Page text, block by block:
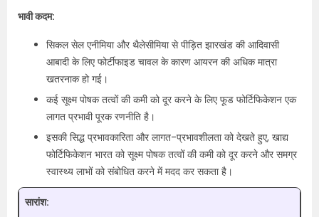
भावी कदम:
सिकल सेल एनीमिया और थैलेसीमिया से पीड़ित झारखंड की आदिवासी
आबादी के लिए फोर्टीफाइड चावल के कारण आयरन की अधिक मात्रा
खतरनाक हो गई।
कई सूक्ष्म पोषक तत्वों की कमी को दूर करने के लिए फूड फोर्टिफिकेशन एक
लागत प्रभावी पूरक रणनीति है।
इसकी सिद्ध प्रभावकारिता और लागत-प्रभावशीलता को देखते हुए, खाद्य
फोर्टिफिकेशन भारत को सूक्ष्म पोषक तत्वों की कमी को दूर करने और समग्र
स्वास्थ्य लाभों को संबोधित करने में मदद कर सकता है।
सारांश: